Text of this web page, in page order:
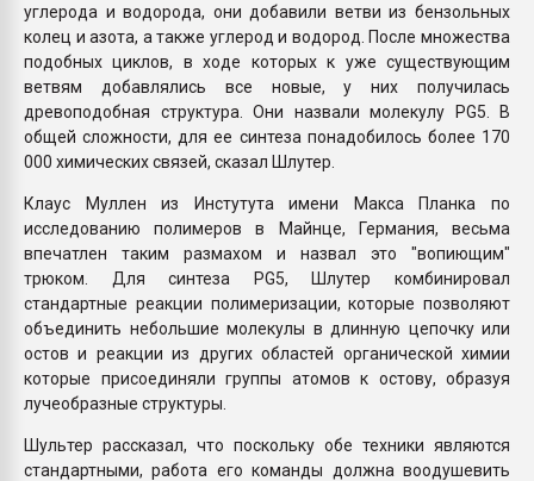
углерода и водорода, они добавили ветви из бензольных
колец и азота, а также углерод и водород. После множества
подобных циклов, в ходе которых к уже существующим
ветвям добавлялись все новые, у них получилась
древоподобная структура. Они назвали молекулу PG5. В
общей сложности, для ее синтеза понадобилось более 170
000 химических связей, сказал Шлутер.
Клаус Муллен из Инстутута имени Макса Планка по
исследованию полимеров в Майнце, Германия, весьма
впечатлен таким размахом и назвал это "вопиющим"
трюком. Для синтеза PG5, Шлутер комбинировал
стандартные реакции полимеризации, которые позволяют
объединить небольшие молекулы в длинную цепочку или
остов и реакции из других областей органической химии
которые присоединяли группы атомов к остову, образуя
лучеобразные структуры.
Шультер рассказал, что поскольку обе техники являются
стандартными, работа его команды должна воодушевить